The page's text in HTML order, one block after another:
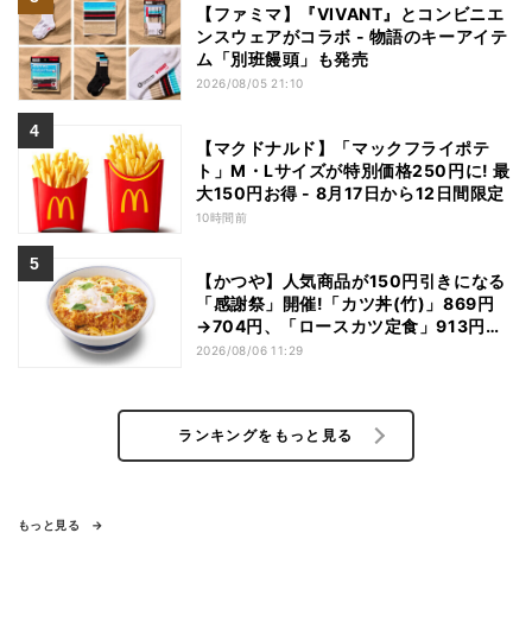
【ファミマ】『VIVANT』とコンビニエ
ンスウェアがコラボ - 物語のキーアイテ
ム「別班饅頭」も発売
2026/08/05 21:10
【マクドナルド】「マックフライポテ
ト」M・Lサイズが特別価格250円に! 最
大150円お得 - 8月17日から12日間限定
10時間前
【かつや】人気商品が150円引きになる
「感謝祭」開催!「カツ丼(竹)」869円
→704円、「ロースカツ定食」913円
→748円に - 8日間限定
2026/08/06 11:29
ランキングをもっと見る
もっと見る